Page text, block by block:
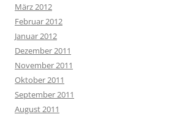
März 2012
Februar 2012
Januar 2012
Dezember 2011
November 2011
Oktober 2011
September 2011
August 2011